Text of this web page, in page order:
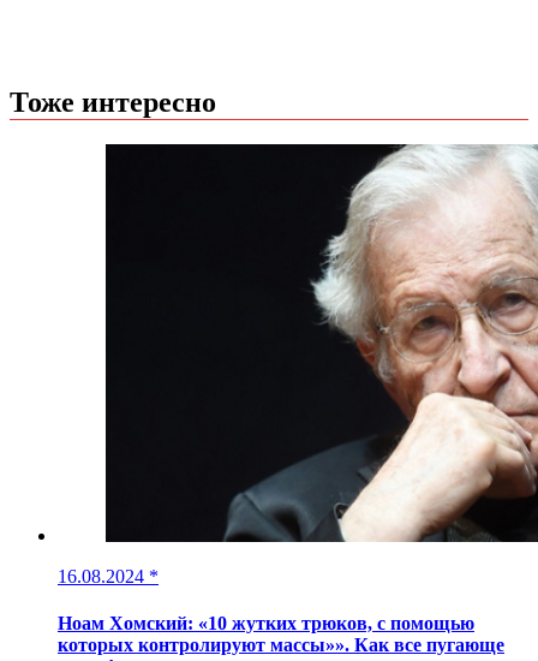
Тоже интересно
16.08.2024 *
Ноам Хомский: «10 жутких трюков, с помощью
которых контролируют массы»». Как все пугающе